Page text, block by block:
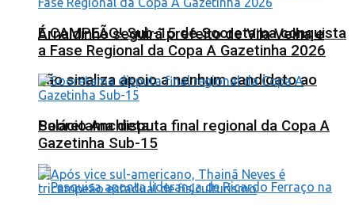
Arnaldinho seguirá prefeito de Vila Velha e
não sinaliza apoio a nenhum candidato ao
Palácio Anchieta
É CAMPEÃO! Sub-15 de Sooretama conquista
a Fase Regional da Copa A Gazetinha 2026
Sooretama disputa final regional da Copa A
Gazetinha Sub-15